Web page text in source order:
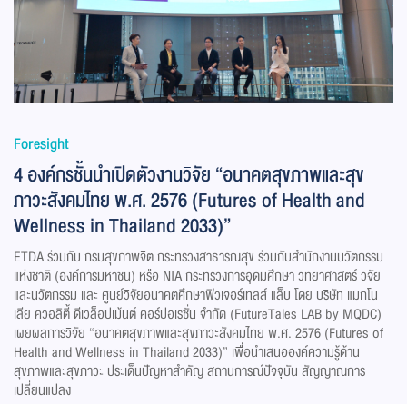
Foresight
4 องค์กรชั้นนำเปิดตัวงานวิจัย “อนาคตสุขภาพและสุข
ภาวะสังคมไทย พ.ศ. 2576 (Futures of Health and
Wellness in Thailand 2033)”
ETDA ร่วมกับ กรมสุขภาพจิต กระทรวงสาธารณสุข ร่วมกับสำนักงานนวัตกรรม
แห่งชาติ (องค์การมหาชน) หรือ NIA กระทรวงการอุดมศึกษา วิทยาศาสตร์ วิจัย
และนวัตกรรม และ ศูนย์วิจัยอนาคตศึกษาฟิวเจอร์เทลส์ แล็บ โดย บริษัท แมกโน
เลีย ควอลิตี้ ดีเวล็อปเม้นต์ คอร์ปอเรชั่น จำกัด (FutureTales LAB by MQDC)
เผยผลการวิจัย “อนาคตสุขภาพและสุขภาวะสังคมไทย พ.ศ. 2576 (Futures of
Health and Wellness in Thailand 2033)” เพื่อนำเสนอองค์ความรู้ด้าน
สุขภาพและสุขภาวะ ประเด็นปัญหาสำคัญ สถานการณ์ปัจจุบัน สัญญาณการ
เปลี่ยนแปลง